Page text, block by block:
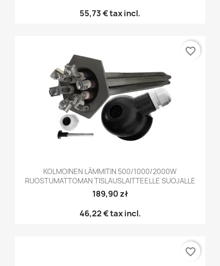
55,73 €tax incl.
KOLMOINEN LÄMMITIN 500/1000/2000W
RUOSTUMATTOMAN TISLAUSLAITTEELLE SUOJALLE
189,90 zł
46,22 €tax incl.
favorite_border
favorite_border